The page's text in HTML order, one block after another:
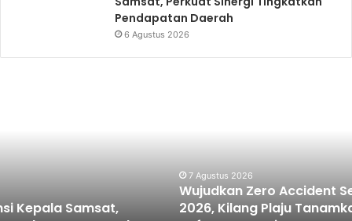
Pendapatan Daerah
6 Agustus 2026
2026,
Wujudkan Zero Accident Selama Pit Stop Part II
2026, Kilang Plaju Tanamkan Budaya HSSE Melalui